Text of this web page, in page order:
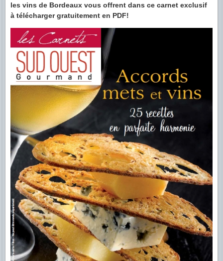
les vins de Bordeaux vous offrent dans ce carnet exclusif
à télécharger gratuitement en PDF!